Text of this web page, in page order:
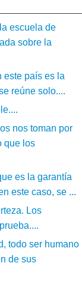
escuela de
sobre la
este país es la
reúne solo....
nos toman por
que los
es la garantía
este caso, se ...
Los
todo ser humano
de sus